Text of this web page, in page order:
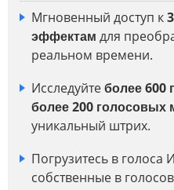
Мгновенный доступ к
эффектам для
реальном времени.
Исследуйтеболее 600
более 200 голосовых
уникальный штрих.
Погрузитесь в голоса
собственные в